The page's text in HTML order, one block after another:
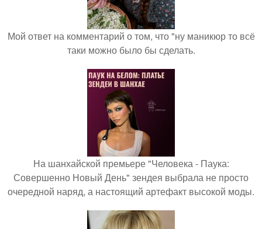
Мой ответ на комментарий о том, что "ну маникюр то всё
таки можно было бы сделать.
На шанхайской премьере "Человека - Паука:
Совершенно Новый День" зендея выбрала не просто
очередной наряд, а настоящий артефакт высокой моды.